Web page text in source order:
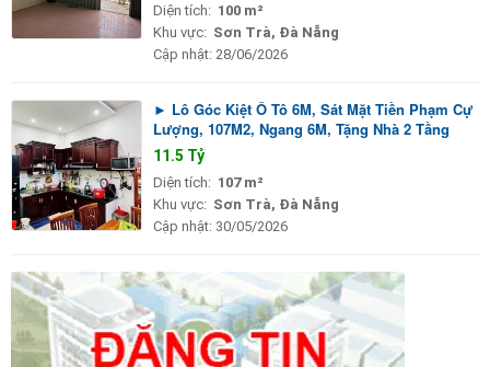
Diện tích: 100 m²
Khu vực: Sơn Trà, Đà Nẵng
Cập nhật: 28/06/2026
► Lô Góc Kiệt Ô Tô 6M, Sát Mặt Tiền Phạm Cự
Lượng, 107M2, Ngang 6M, Tặng Nhà 2 Tầng
11.5 Tỷ
Diện tích: 107 m²
Khu vực: Sơn Trà, Đà Nẵng
Cập nhật: 30/05/2026